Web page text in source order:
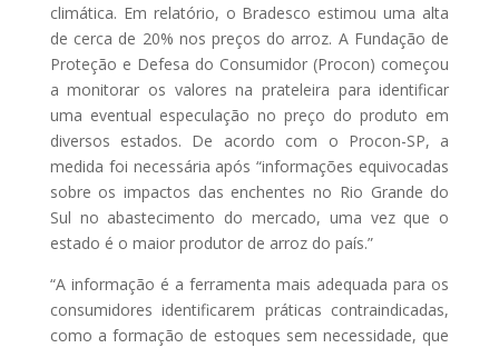
climática. Em relatório, o Bradesco estimou uma alta
de cerca de 20% nos preços do arroz. A Fundação de
Proteção e Defesa do Consumidor (Procon) começou
a monitorar os valores na prateleira para identificar
uma eventual especulação no preço do produto em
diversos estados. De acordo com o Procon-SP, a
medida foi necessária após “informações equivocadas
sobre os impactos das enchentes no Rio Grande do
Sul no abastecimento do mercado, uma vez que o
estado é o maior produtor de arroz do país.”
“A informação é a ferramenta mais adequada para os
consumidores identificarem práticas contraindicadas,
como a formação de estoques sem necessidade, que